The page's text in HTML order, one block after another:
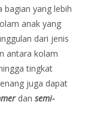
bagian yang lebih
anak yang
dari jenis
antara kolam
tingkat
juga dapat
dan semi-